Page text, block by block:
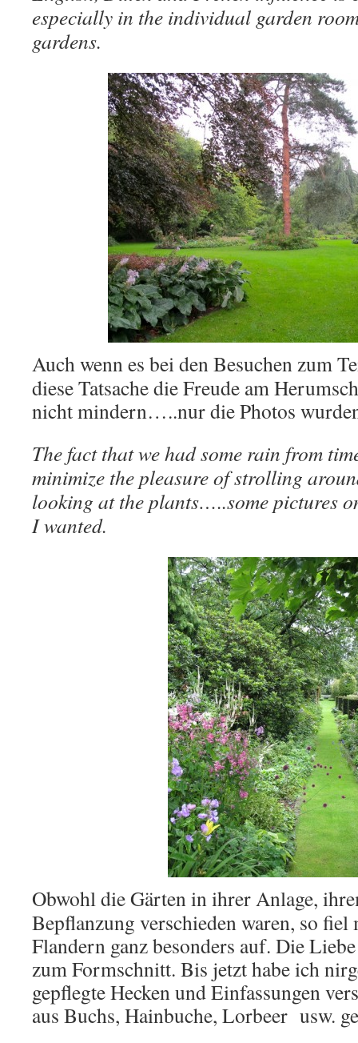
especially in the individual garden
gardens.
Auch wenn es bei den Besuchen zum
diese Tatsache die Freude am
nicht mindern…..nur die Photos
The fact that we had some rain from
minimize the pleasure of strolling
looking at the plants…..some pictures
I wanted.
Obwohl die Gärten in ihrer Anlage,
Bepflanzung verschieden waren, so
Flandern ganz besonders auf. Die
zum Formschnitt. Bis jetzt habe ich
gepflegte Hecken und Einfassungen
aus Buchs, Hainbuche, Lorbeer usw.